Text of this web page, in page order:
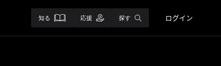
知る 応援 探す ログイン